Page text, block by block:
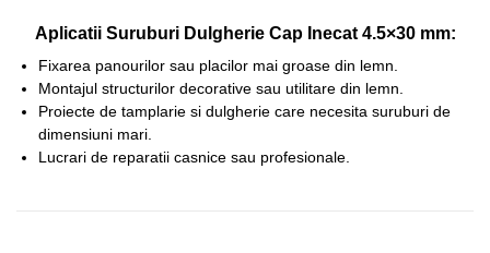
Aplicatii Suruburi Dulgherie Cap Inecat 4.5×30 mm:
Fixarea panourilor sau placilor mai groase din lemn.
Montajul structurilor decorative sau utilitare din lemn.
Proiecte de tamplarie si dulgherie care necesita suruburi de
dimensiuni mari.
Lucrari de reparatii casnice sau profesionale.